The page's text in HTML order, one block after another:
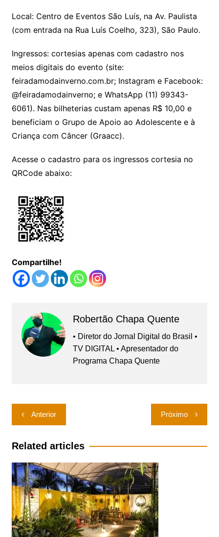
Local: Centro de Eventos São Luís, na Av. Paulista
(com entrada na Rua Luís Coelho, 323), São Paulo.
Ingressos: cortesias apenas com cadastro nos
meios digitais do evento (site:
feiradamodainverno.com.br; Instagram e Facebook:
@feiradamodainverno; e WhatsApp (11) 99343-
6061). Nas bilheterias custam apenas R$ 10,00 e
beneficiam o Grupo de Apoio ao Adolescente e à
Criança com Câncer (Graacc).
Acesse o cadastro para os ingressos cortesia no
QRCode abaixo:
Compartilhe!
Robertão Chapa Quente
• Diretor do Jornal Digital do Brasil •
TV DIGITAL • Apresentador do
Programa Chapa Quente
Navegação
de
Post
Anterior Próximo
Related articles